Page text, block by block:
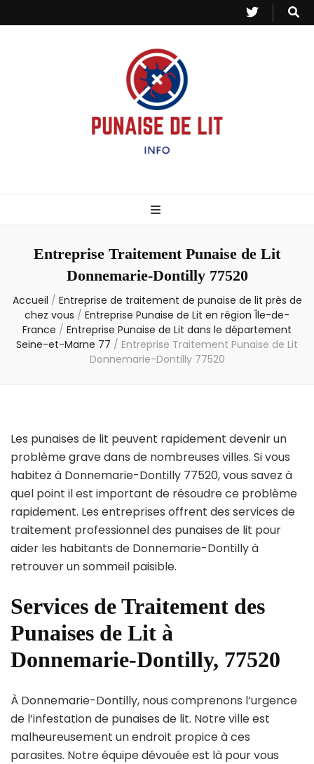
– Info
Entreprise Traitement Punaise de Lit
Donnemarie-Dontilly 77520
Accueil / Entreprise de traitement de punaise de lit près de
chez vous / Entreprise Punaise de Lit en région Île-de-
France / Entreprise Punaise de Lit dans le département
Seine-et-Marne 77 / Entreprise Traitement Punaise de Lit
Donnemarie-Dontilly 77520
Les punaises de lit peuvent rapidement devenir un
problème grave dans de nombreuses villes. Si vous
habitez à Donnemarie-Dontilly 77520, vous savez à
quel point il est important de résoudre ce problème
rapidement. Les entreprises offrent des services de
traitement professionnel des punaises de lit pour
aider les habitants de Donnemarie-Dontilly à
retrouver un sommeil paisible.
Services de Traitement des
Punaises de Lit à
Donnemarie-Dontilly, 77520
À Donnemarie-Dontilly, nous comprenons l’urgence
de l’infestation de punaises de lit. Notre ville est
malheureusement un endroit propice à ces
parasites. Notre équipe dévouée est là pour vous